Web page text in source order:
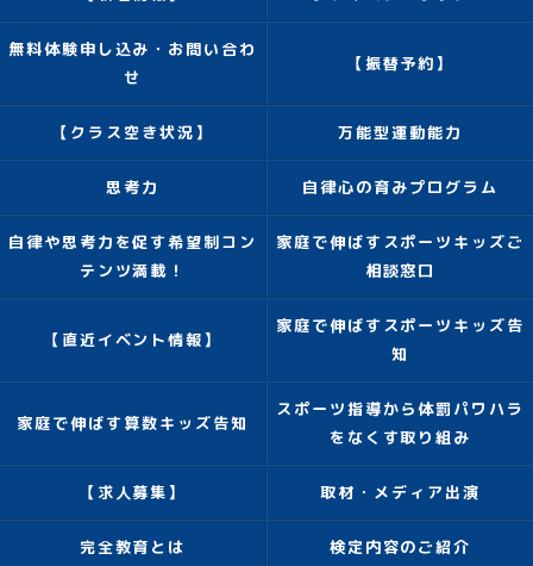
無料体験申し込み・お問い合わ
せ
【振替予約】
【クラス空き状況】 万能型運動能力
思考力 自律心の育みプログラム
自律や思考力を促す希望制コン
テンツ満載！
家庭で伸ばすスポーツキッズご
相談窓口
【直近イベント情報】
家庭で伸ばすスポーツキッズ告
知
家庭で伸ばす算数キッズ告知
スポーツ指導から体罰パワハラ
をなくす取り組み
【求人募集】 取材・メディア出演
完全教育とは 検定内容のご紹介